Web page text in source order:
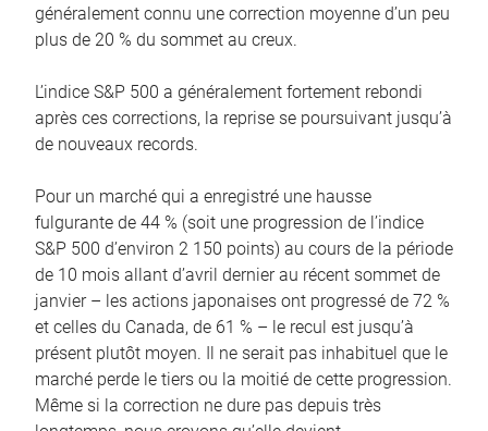
généralement connu une correction moyenne d’un peu
plus de 20 % du sommet au creux.
L’indice S&P 500 a généralement fortement rebondi
après ces corrections, la reprise se poursuivant jusqu’à
de nouveaux records.
Pour un marché qui a enregistré une hausse
fulgurante de 44 % (soit une progression de l’indice
S&P 500 d’environ 2 150 points) au cours de la période
de 10 mois allant d’avril dernier au récent sommet de
janvier – les actions japonaises ont progressé de 72 %
et celles du Canada, de 61 % – le recul est jusqu’à
présent plutôt moyen. Il ne serait pas inhabituel que le
marché perde le tiers ou la moitié de cette progression.
Même si la correction ne dure pas depuis très